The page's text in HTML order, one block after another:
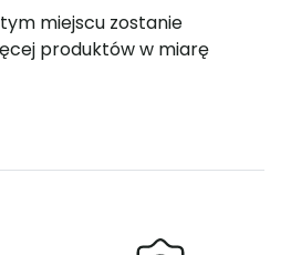
miejscu zostanie
produktów w miarę